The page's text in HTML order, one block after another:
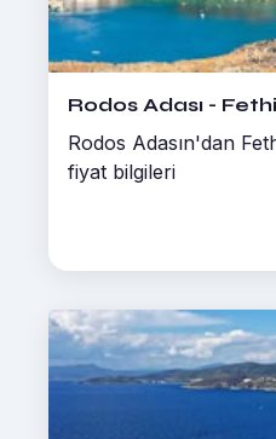
Rodos Adası -
Rodos Adasın'dan
fiyat bilgileri